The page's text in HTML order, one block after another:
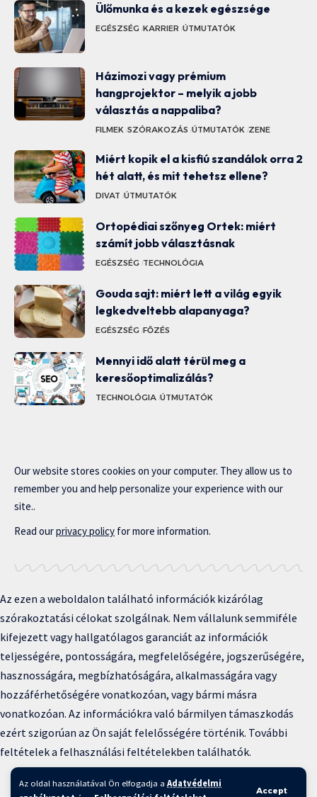
Az oldal használatával Ön elfogadja a Adatvédelmi
Accept
Ülőmunka és a kezek egészsége
EGÉSZSÉG KARRIER ÚTMUTATÓK
Házimozi vagy prémium
hangprojektor – melyik a jobb
választás a nappaliba?
FILMEK SZÓRAKOZÁS ÚTMUTATÓK ZENE
Miért kopik el a kisfiú szandálok orra 2
hét alatt, és mit tehetsz ellene?
DIVAT ÚTMUTATÓK
Ortopédiai szőnyeg Ortek: miért
számít jobb választásnak
EGÉSZSÉG TECHNOLÓGIA
Gouda sajt: miért lett a világ egyik
legkedveltebb alapanyaga?
EGÉSZSÉG FŐZÉS
Mennyi idő alatt térül meg a
keresőoptimalizálás?
TECHNOLÓGIA ÚTMUTATÓK
Our website stores cookies on your computer. They allow us to
remember you and help personalize your experience with our
site..
Read ourprivacy policy for more information.
Az ezen a weboldalon található információk kizárólag
szórakoztatási célokat szolgálnak. Nem vállalunk semmiféle
kifejezett vagy hallgatólagos garanciát az információk
teljességére, pontosságára, megfelelőségére, jogszerűségére,
hasznosságára, megbízhatóságára, alkalmasságára vagy
hozzáférhetőségére vonatkozóan, vagy bármi másra
vonatkozóan. Az információkra való bármilyen támaszkodás
ezért szigorúan az Ön saját felelősségére történik. További
feltételek a felhasználási feltételekben találhatók.
Copyright © 2025 BFKH.hu